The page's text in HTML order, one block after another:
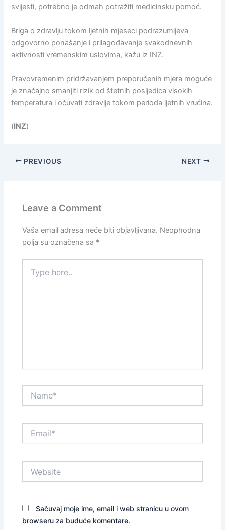
svijesti, potrebno je odmah potražiti medicinsku pomoć.
Briga o zdravlju tokom ljetnih mjeseci podrazumijeva
odgovorno ponašanje i prilagođavanje svakodnevnih
aktivnosti vremenskim uslovima, kažu iz INZ.
Pravovremenim pridržavanjem preporučenih mjera moguće
je značajno smanjiti rizik od štetnih posljedica visokih
temperatura i očuvati zdravlje tokom perioda ljetnih vrućina.
(INZ)
PREVIOUS NEXT
Leave a Comment
Vaša email adresa neće biti objavljivana. Neophodna
polja su označena sa *
here..
Sačuvaj moje ime, email i web stranicu u ovom
browseru za buduće komentare.